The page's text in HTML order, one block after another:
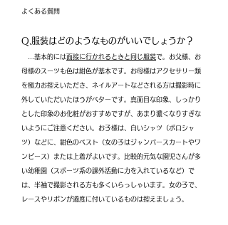
よくある質問
Q.服装はどのようなものがいいでしょうか？
…基本的には面接に行かれるときと同じ服装で。お父様、お
母様のスーツも色は紺色が基本です。お母様はアクセサリー類
を極力お控えいただき、ネイルアートなどされる方は撮影時に
外していただいたほうがベターです。真面目な印象、しっかり
とした印象のお化粧がおすすめですが、あまり濃くなりすぎな
いようにご注意ください。お子様は、白いシャツ（ポロシャ
ツ）などに、紺色のベスト（女の子はジャンパースカートやワ
ンピース）または上着がよいです。比較的元気な園児さんが多
い幼稚園（スポーツ系の課外活動に力を入れているなど）で
は、半袖で撮影される方も多くいらっしゃいます。女の子で、
レースやリボンが過度に付いているものは控えましょう。